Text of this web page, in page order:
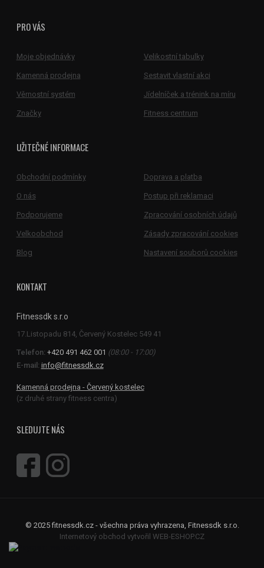
PRO VÁS
Moje objednávky Velikostní tabulky
Kamenná prodejna Sestavit vlastní akci
Věrnostní systém Jídelníček a trénink na míru
Značky Fitness centrum
UŽITEČNÉ INFORMACE
Obchodní podmínky Doprava a platba
O nás Postup při reklamaci
Podporujeme Zpracování osobních údajů
Velkoobchod Zásady zpracování cookies
Blog Nastavení souborů cookies
KONTAKT
Fitnessdk s.r.o
Telefon: +420 491 462 001 (08:00 - 17:00)
E-mail: info@fitnessdk.cz
Kamenná prodejna - Červený kostelec
(z druhé strany fitness centra)
SLEDUJTE NÁS
© 2025 fitnessdk.cz - všechna práva vyhrazena, Fitnessdk s.r.o.
Internetový obchod vytvořil WEB-ESHOP.CZ